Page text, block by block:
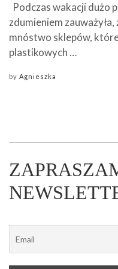
Podczas wakacji dużo
zdumieniem
mnóstwo sklepów,
plastikowych …
by Agnieszka